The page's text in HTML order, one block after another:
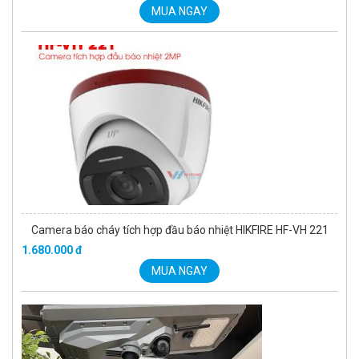
MUA NGAY
Camera báo cháy tích hợp đầu báo nhiệt HIKFIRE HF-VH 221
1.680.000 đ
MUA NGAY